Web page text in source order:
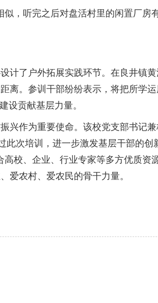
听完之后对盘活村里的闲置厂房
了户外拓展实践环节。在良井镇
离。参训干部纷纷表示，将把所学
设贡献基层力量。
作为重要使命。该校党支部书记
此次培训，进一步激发基层干部的
校、企业、行业专家等多方优质
爱农村、爱农民的骨干力量。